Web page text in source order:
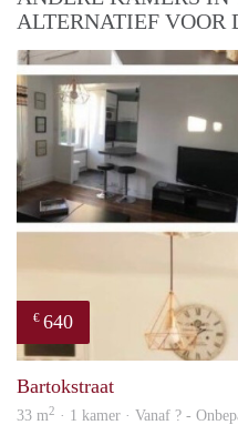
ALTERNATIEF VOOR
€ 640
Bartokstraat
33 m2 · 1 kamer · Vanaf ? -